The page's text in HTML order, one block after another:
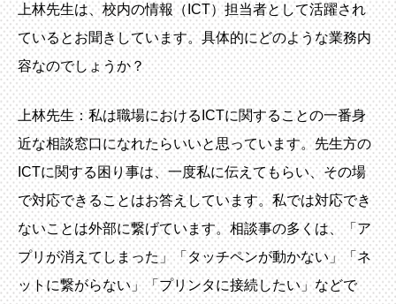
上林先生は、校内の情報（ICT）担当者として活躍され
ているとお聞きしています。具体的にどのような業務内
容なのでしょうか？
上林先生：私は職場におけるICTに関することの一番身
近な相談窓口になれたらいいと思っています。先生方の
ICTに関する困り事は、一度私に伝えてもらい、その場
で対応できることはお答えしています。私では対応でき
ないことは外部に繋げています。相談事の多くは、「ア
プリが消えてしまった」「タッチペンが動かない」「ネ
ットに繋がらない」「プリンタに接続したい」などで